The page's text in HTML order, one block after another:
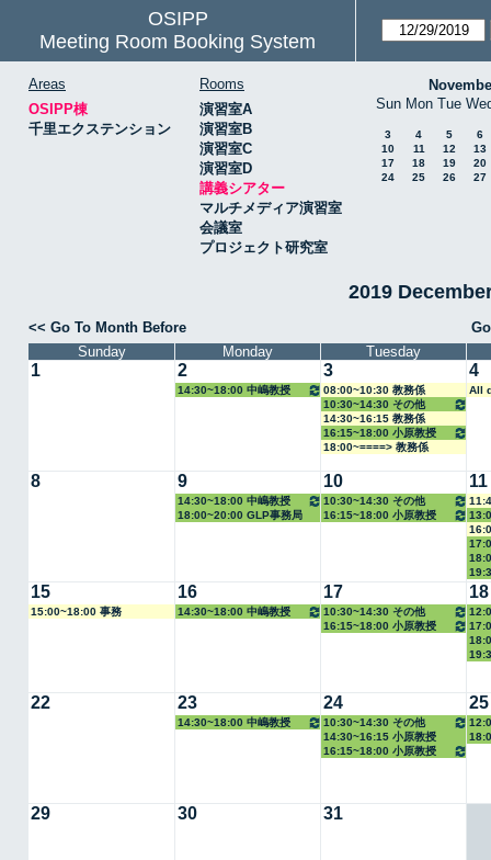
OSIPP
Meeting Room Booking System
Areas
OSIPP棟
千里エクステンション
Rooms
演習室A
演習室B
演習室C
演習室D
講義シアター
マルチメディア演習室
会議室
プロジェクト研究室
Sun Mon Tue
3 4 5
6
10
11 12
13
17
18 19
20
24
25 26 27
2019
<< Go To Month Before
Sunday
Monday Tuesday
1 2
14:30~18:00 中嶋教授
3
08:00~10:30 教務係
10:30~14:30 その他
14:30~16:15 教務係
16:15~18:00 小原教授
18:00~====> 教務係
4
All
8 9
14:30~18:00 中嶋教授
18:00~20:00 GLP事務局
10
10:30~14:30 その他
16:15~18:00 小原教授
11
15
15:00~18:00 事務
16
14:30~18:00 中嶋教授
17
10:30~14:30 その他
16:15~18:00 小原教授
18
22 23
14:30~18:00 中嶋教授
24
10:30~14:30 その他
14:30~16:15 小原教授
16:15~18:00 小原教授
25
29 30 31